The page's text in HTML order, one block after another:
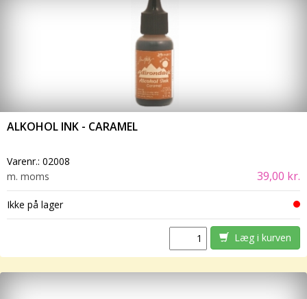
ALKOHOL INK - CARAMEL
Varenr.: 02008
m. moms
39,00 kr.
Ikke på lager
Læg i kurven